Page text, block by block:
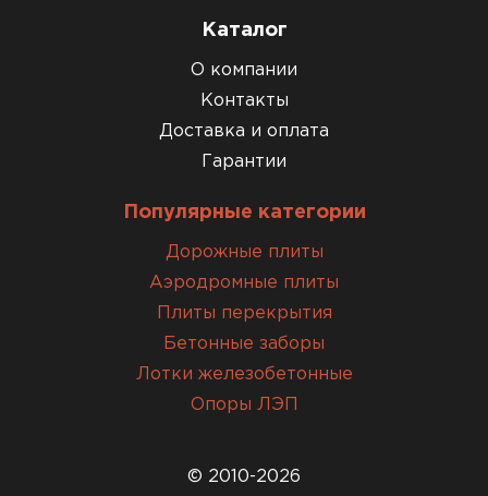
Каталог
О компании
Контакты
Доставка и оплата
Гарантии
Популярные категории
Дорожные плиты
Аэродромные плиты
Плиты перекрытия
Бетонные заборы
Лотки железобетонные
Опоры ЛЭП
© 2010-2026